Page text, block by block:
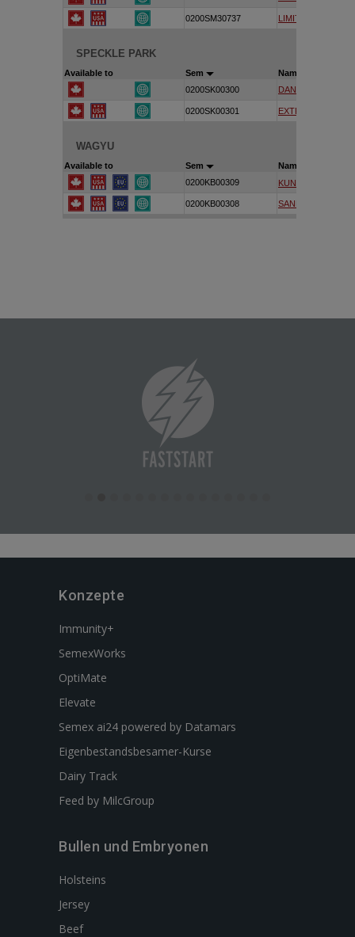
Konzepte
Immunity+
SemexWorks
OptiMate
Elevate
Semex ai24 powered by Datamars
Eigenbestandsbesamer-Kurse
Dairy Track
Feed by MilcGroup
Bullen und Embryonen
Holsteins
Jersey
Beef